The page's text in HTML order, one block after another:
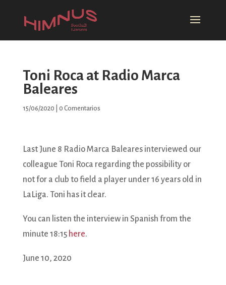
Toni Roca at Radio Marca
Baleares
15/06/2020 0 Comentarios
Last June 8 Radio Marca Baleares interviewed our
colleague Toni Roca regarding the possibility or
not for a club to field a player under 16 years old in
LaLiga. Toni has it clear.
You can listen the interview in Spanish from the
minute 18:15 here.
June 10, 2020